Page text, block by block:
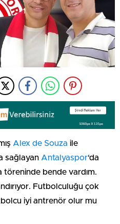
Alex de Souza ile
sağlayan Antalyaspor‘da
töreninde bende vardım.
Futbolculuğu çok
iyi antrenör olur mu